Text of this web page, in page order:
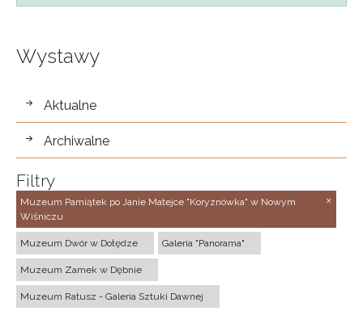
Wystawy
wystawy
Aktualne
Archiwalne
Filtry
Muzeum Pamiątek po Janie Matejce "Koryznówka" w Nowym
Wiśniczu
Muzeum Dwór w Dołędze Galeria "Panorama"
Muzeum Zamek w Dębnie
Muzeum Ratusz - Galeria Sztuki Dawnej